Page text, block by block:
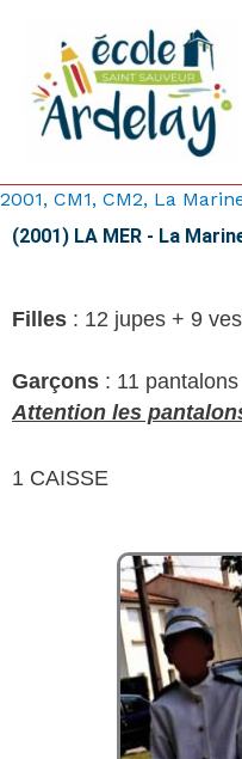
contenu
2001, CM1, CM2, La
(2001) LA MER - La
Filles : 12 jupes + 9
Garçons : 11
Attention les
1 CAISSE